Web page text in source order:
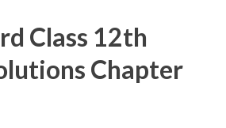
Class 12th
Chapter